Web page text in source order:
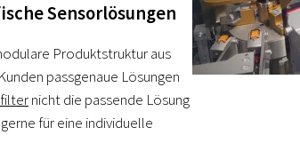
Sensorlösungen
Produktstruktur aus
passgenaue Lösungen
nicht die passende Lösung
für eine individuelle